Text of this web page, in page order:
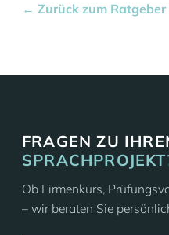
← Zurück zum Ratgeber
FRAGEN ZU
Ob Firmenkurs,
– wir beraten Sie